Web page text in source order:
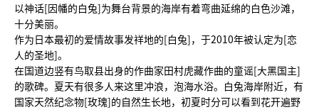
以神话[因幡的白兔]为舞台背景的海岸有着弯曲延绵的白色沙滩，
十分美丽。
作为日本最初的爱情故事发祥地的[白兔]，于2010年被认定为[恋
人的圣地]。
在国道边竖有鸟取县出身的作曲家田村虎藏作曲的童谣[大黑国主]
的歌碑。夏天有很多人来这里冲浪，泡海水浴。白兔海岸附近，有
国家天然纪念物[玫瑰]的自然生长地，初夏时分可以看到花开遍野